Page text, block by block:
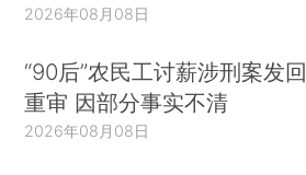
2026年08月08日
“90后”农民工讨薪涉刑案发回
重审 因部分事实不清
2026年08月08日